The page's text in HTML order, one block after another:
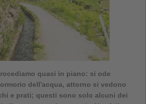
quasi in piano: si ode
dell'acqua, attorno si vedono
e prati; questi sono solo alcuni dei